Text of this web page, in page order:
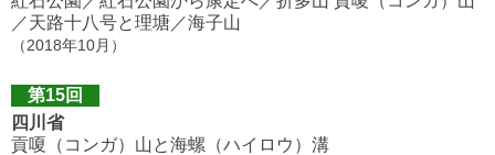
／天路十八号と理塘／海子山
（2018年10月）
第15回
四川省
貢嗄（コンガ）山と海螺（ハイロウ）溝